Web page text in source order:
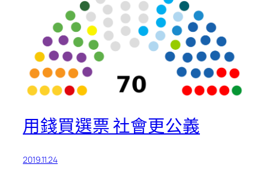
用錢買選票 社會更公義
2019.11.24